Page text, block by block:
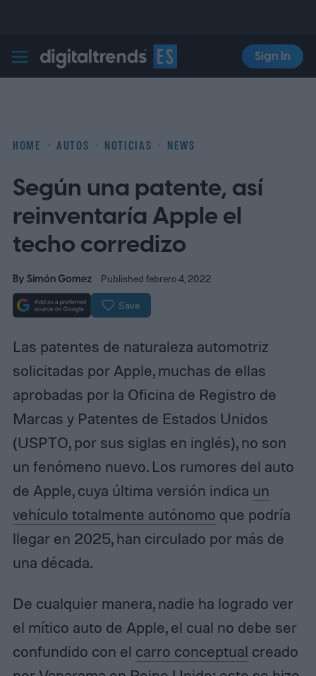
Digital Trends Español
Sign In
HOME AUTOS NOTICIAS NEWS
Según una patente, así
reinventaría Apple el
techo corredizo
BySimón Gomez Published febrero 4, 2022
Save
Las patentes de naturaleza automotriz
solicitadas por Apple, muchas de ellas
aprobadas por la Oficina de Registro de
Marcas y Patentes de Estados Unidos
(USPTO, por sus siglas en inglés), no son
un fenómeno nuevo. Los rumores del auto
de Apple, cuya última versión indica un
vehículo totalmente autónomo que podría
llegar en 2025, han circulado por más de
una década.
De cualquier manera, nadie ha logrado ver
el mítico auto de Apple, el cual no debe ser
confundido con el carro conceptual creado